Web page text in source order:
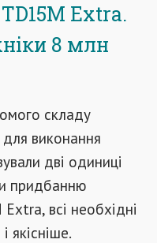
Extra.
8 млн
складу
виконання
дві одиниці
придбанню
всі необхідні
якісніше.